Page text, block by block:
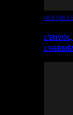
OEUVRES